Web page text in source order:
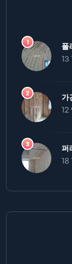
폴
13
가
12
퍼
18